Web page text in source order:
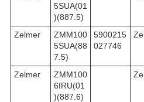
5SUA(01
)(887.5)
Zelmer
ZMM100
5SUA(88
7.5)
5900215
027746
Zelmer
ZMM100
6IRU(01
)(887.6)